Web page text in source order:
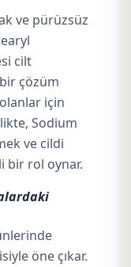
ve pürüzsüz
cilt
çözüm
için
Sodium
ve cildi
bir rol oynar.
öne çıkar.